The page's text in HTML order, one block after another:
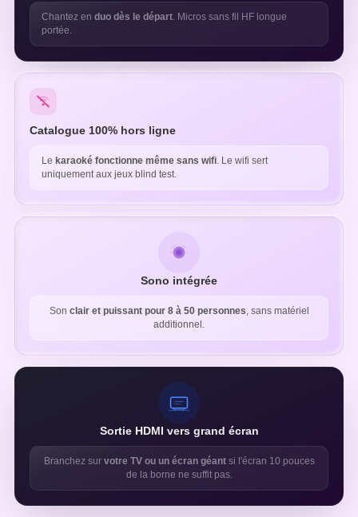
Chantez en duo dès le départ. Micros sans fil HF longue
portée.
Catalogue 100% hors ligne
Le karaoké fonctionne même sans wifi. Le wifi sert
uniquement aux jeux blind test.
Sono intégrée
Son clair et puissant pour 8 à 50 personnes, sans matériel
additionnel.
Sortie HDMI vers grand écran
Branchez sur votre TV ou un écran géantsi l'écran 10 pouces
de la borne ne suffit pas.